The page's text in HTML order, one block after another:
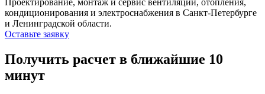
Проектирование, монтаж и сервис вентиляции, отопления,
кондиционирования и электроснабжения в Санкт-Петербурге
и Ленинградской области.
Оставьте заявку
Получить расчет в ближайшие 10
минут